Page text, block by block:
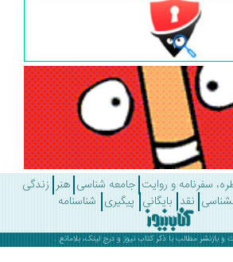
و روایت جامعه شناسی هنر زندگی
نقد بایگانی پیگیری شناسنامه
مطالب با ذکرکتاب نیوز و درج لینک، بلامانع .